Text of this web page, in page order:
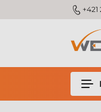
m_phone +421